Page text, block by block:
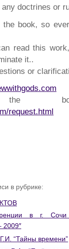
doctrines or
book, so
read this
it..
or
request.html
в рубрике:
в г.
2009″
“Тайны времени”